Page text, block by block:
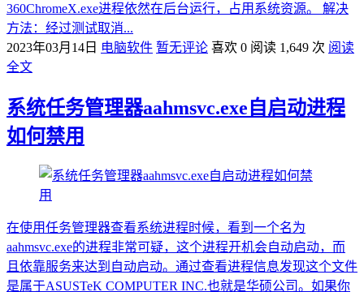
360ChromeX.exe进程依然在后台运行，占用系统资源。 解决
方法：经过测试取消...
2023年03月14日 电脑软件 暂无评论 喜欢 0 阅读 1,649 次 阅读
全文
系统任务管理器aahmsvc.exe自启动进程
如何禁用
在使用任务管理器查看系统进程时候，看到一个名为
aahmsvc.exe的进程非常可疑，这个进程开机会自动启动，而
且依靠服务来达到自动启动。通过查看进程信息发现这个文件
是属于ASUSTeK COMPUTER INC.也就是华硕公司。如果你